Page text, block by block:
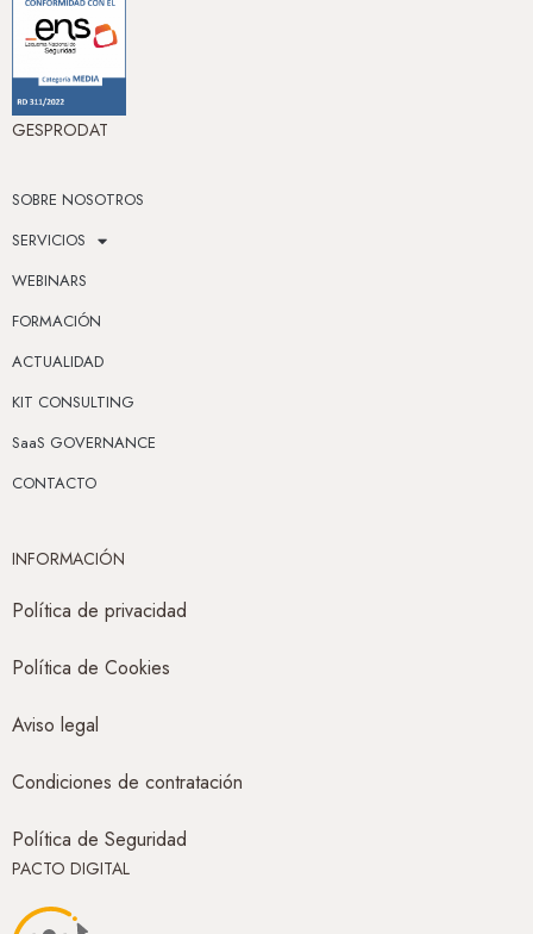
GESPRODAT
SOBRE NOSOTROS
SERVICIOS
WEBINARS
FORMACIÓN
ACTUALIDAD
KIT CONSULTING
SaaS GOVERNANCE
CONTACTO
INFORMACIÓN
Política de privacidad
Política de Cookies
Aviso legal
Condiciones de contratación
Política de Seguridad
PACTO DIGITAL